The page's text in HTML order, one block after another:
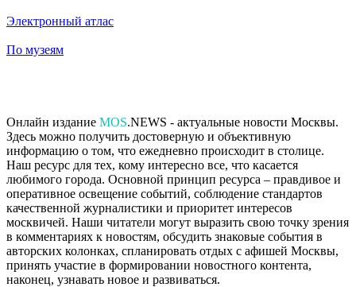
Электронный атлас
По музеям
Онлайн издание MOS.NEWS - актуальные новости Москвы.
Здесь можно получить достоверную и объективную
информацию о том, что ежедневно происходит в столице.
Наш ресурс для тех, кому интересно все, что касается
любимого города. Основной принцип ресурса – правдивое и
оперативное освещение событий, соблюдение стандартов
качественной журналистики и приоритет интересов
москвичей. Наши читатели могут выразить свою точку зрения
в комментариях к новостям, обсудить знаковые события в
авторских колонках, спланировать отдых с афишей Москвы,
принять участие в формировании новостного контента,
наконец, узнавать новое и развиваться.